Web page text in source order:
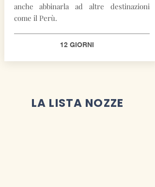
anche abbinarla ad altre destinazioni
come il Perù.
12 GIORNI
LA LISTA NOZZE